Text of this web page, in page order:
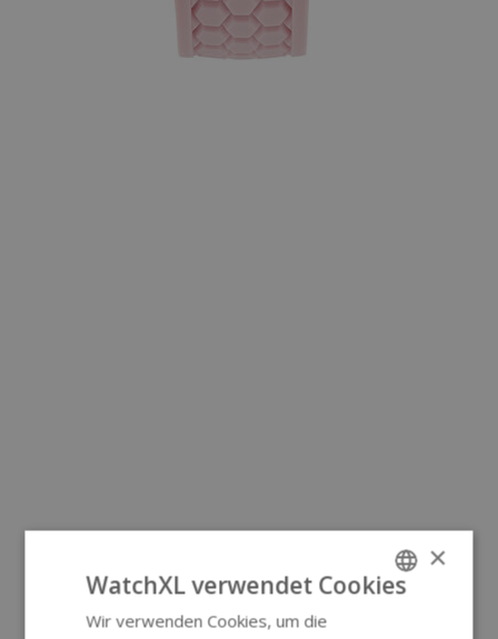
×
WatchXL verwendet Cookies
Wir verwenden Cookies, um die